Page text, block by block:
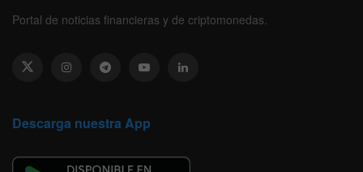
Portal de noticias financieras y de criptomonedas.
Descarga nuestra App